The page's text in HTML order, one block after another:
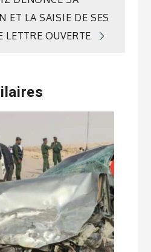
ET LA SAISIE DE SES
LETTRE OUVERTE